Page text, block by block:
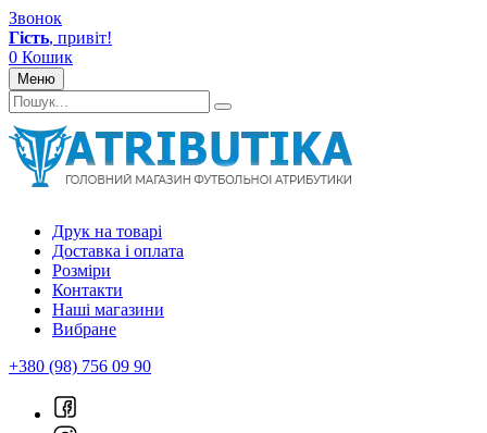
Звонок
Гість, привіт!
0 Кошик
Меню
Друк на товарі
Доставка і оплата
Розміри
Контакти
Наші магазини
Вибране
+380 (98) 756 09 90